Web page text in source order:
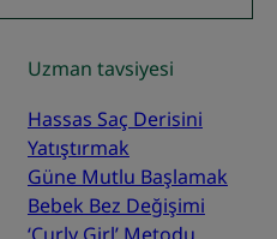
Uzman tavsiyesi
Hassas Saç Derisini
Yatıştırmak
Güne Mutlu Başlamak
Bebek Bez Değişimi